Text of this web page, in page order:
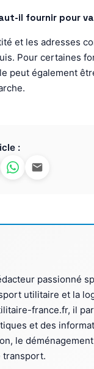
il fournir pour
et les adresses
Pour certaines
peut également
:
passionné
utilitaire et la
france.fr, il
et des
le
transport.